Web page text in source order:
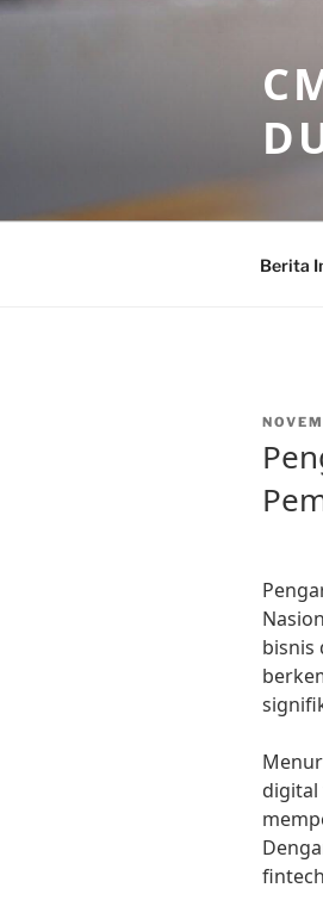
Skip
Berita
bisnis
digital